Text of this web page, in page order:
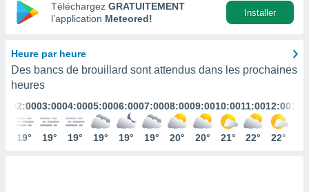
ACCEPTER
Téléchargez GRATUITEMENT
l’application Meteored!
Installer
Heure par heure
Des bancs de brouillard sont attendus dans les prochaines
heures
02:00
19°
03:00
19°
04:00
19°
05:00
19°
06:00
19°
07:00
19°
08:00
20°
09:00
20°
10:00
21°
11:00
22°
12:00
22°